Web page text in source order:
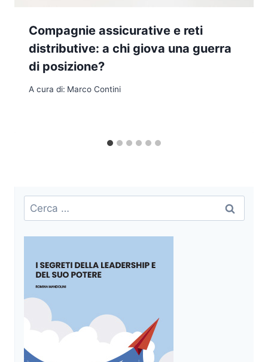
Compagnie assicurative e reti
distributive: a chi giova una guerra
di posizione?
A cura di: Marco Contini
Ricerca
per: